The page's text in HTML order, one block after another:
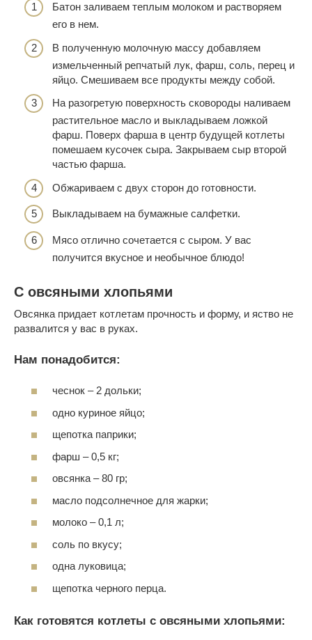
Батон заливаем теплым молоком и растворяем
его в нем.
В полученную молочную массу добавляем
измельченный репчатый лук, фарш, соль, перец и
яйцо. Смешиваем все продукты между собой.
На разогретую поверхность сковороды наливаем
растительное масло и выкладываем ложкой
фарш. Поверх фарша в центр будущей котлеты
помешаем кусочек сыра. Закрываем сыр второй
частью фарша.
Обжариваем с двух сторон до готовности.
Выкладываем на бумажные салфетки.
Мясо отлично сочетается с сыром. У вас
получится вкусное и необычное блюдо!
С овсяными хлопьями
Овсянка придает котлетам прочность и форму, и яство не
развалится у вас в руках.
Нам понадобится:
чеснок – 2 дольки;
одно куриное яйцо;
щепотка паприки;
фарш – 0,5 кг;
овсянка – 80 гр;
масло подсолнечное для жарки;
молоко – 0,1 л;
соль по вкусу;
одна луковица;
щепотка черного перца.
Как готовятся котлеты с овсяными хлопьями: